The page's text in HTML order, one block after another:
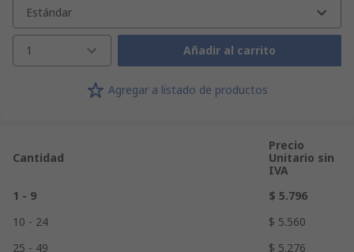
Estándar
1 Añadir al carrito
Agregar a listado de productos
Cantidad
Precio
Unitario sin
IVA
1 - 9
$ 5.796
10 - 24
$ 5.560
25 - 49
$ 5.276